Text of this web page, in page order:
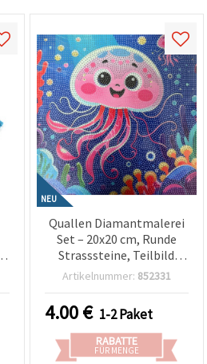
NEU
Quallen Diamantmalerei
Set – 20x20 cm, Runde
Strasssteine, Teilbild
(Partial Drill) (MKX17352)
Artikelnummer: 852331
4.00€ 1-2 Paket
RABATTE
FÜR MENGE